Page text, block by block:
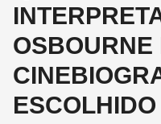
OSBOURNE
ESCOLHIDO